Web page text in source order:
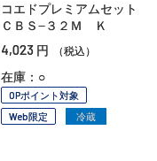
コエドプレミアムセット
ＣＢＳ−３２Ｍ Ｋ
4,023 円 （税込）
在庫：○
OPポイント対象
Web限定
冷蔵